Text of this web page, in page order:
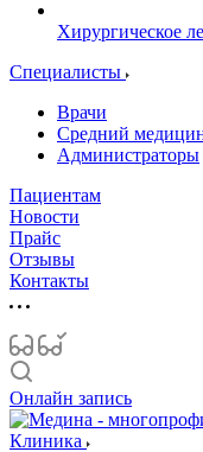
Хирургическое
Специалисты
Врачи
Средний
Администраторы
Пациентам
Новости
Прайс
Отзывы
Контакты
Онлайн запись
Клиника